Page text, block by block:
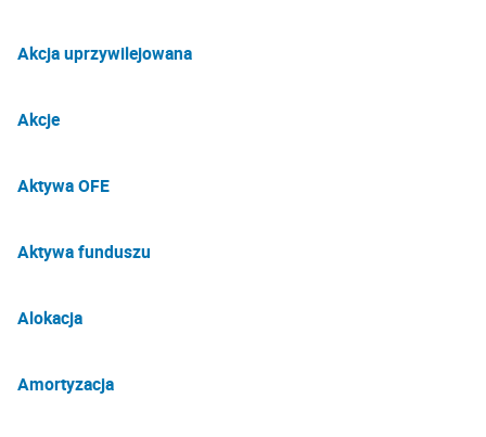
Akcja uprzywilejowana
Akcje
Aktywa OFE
Aktywa funduszu
Alokacja
Amortyzacja